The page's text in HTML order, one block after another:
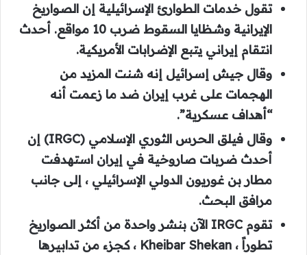
تقول خدمات الطوارئ الإسرائيلية إن الصواريخ
الإيرانية وشظايا السقوط ضرب 10 مواقع. أحدث
انتقام إيراني يتبع الإضرابات الأمريكية.
وقال جيش إسرائيل إنه شنت المزيد من
الهجمات على غرب إيران ضد ما زعمت أنه
“أهداف عسكرية”.
وقال فيلق الحرس الثوري الإسلامي (IRGC) إن
أحدث ضربات صاروخية في إيران استهدفت
مطار بن غوريون الدولي الإسرائيلي ، إلى جانب
مرافق البحث.
تقوم IRGC الآن بنشر واحدة من أكثر الصواريخ
تطوراً ، Kheibar Shekan ، كجزء من تدابيرها